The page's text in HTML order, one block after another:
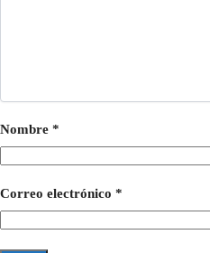
Nombre *
Correo electrónico *